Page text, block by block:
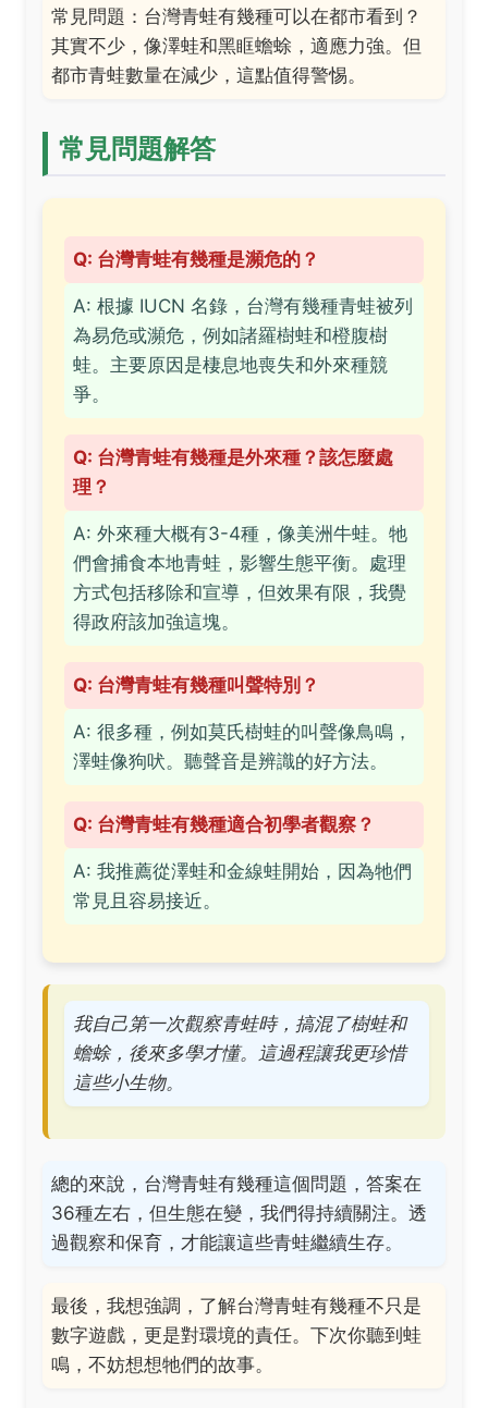
常見問題：台灣青蛙有幾種可以在都市看到？
其實不少，像澤蛙和黑眶蟾蜍，適應力強。但
都市青蛙數量在減少，這點值得警惕。
常見問題解答
Q: 台灣青蛙有幾種是瀕危的？
A: 根據 IUCN 名錄，台灣有幾種青蛙被列
為易危或瀕危，例如諸羅樹蛙和橙腹樹
蛙。主要原因是棲息地喪失和外來種競
爭。
Q: 台灣青蛙有幾種是外來種？該怎麼處
理？
A: 外來種大概有3-4種，像美洲牛蛙。牠
們會捕食本地青蛙，影響生態平衡。處理
方式包括移除和宣導，但效果有限，我覺
得政府該加強這塊。
Q: 台灣青蛙有幾種叫聲特別？
A: 很多種，例如莫氏樹蛙的叫聲像鳥鳴，
澤蛙像狗吠。聽聲音是辨識的好方法。
Q: 台灣青蛙有幾種適合初學者觀察？
A: 我推薦從澤蛙和金線蛙開始，因為牠們
常見且容易接近。
我自己第一次觀察青蛙時，搞混了樹蛙和
蟾蜍，後來多學才懂。這過程讓我更珍惜
這些小生物。
總的來說，台灣青蛙有幾種這個問題，答案在
36種左右，但生態在變，我們得持續關注。透
過觀察和保育，才能讓這些青蛙繼續生存。
最後，我想強調，了解台灣青蛙有幾種不只是
數字遊戲，更是對環境的責任。下次你聽到蛙
鳴，不妨想想牠們的故事。